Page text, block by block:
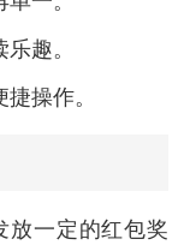
趣。
操作。
放一定的红包奖